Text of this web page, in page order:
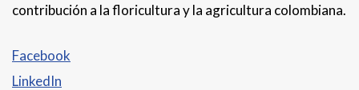
contribución a la floricultura y la agricultura colombiana.
Facebook
LinkedIn